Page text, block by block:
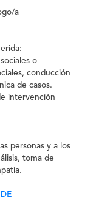
a
o
conducción
de casos.
intervención
personas y a los
toma de